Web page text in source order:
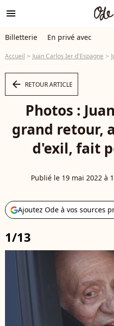
menu
Billetterie En privé avec
Accueil Juan Carlos Ier d'Espagne
arrow_left RETOUR ARTICLE
Photos :
grand retour,
d'exil, fait
Publié le 19 mai 2022 à
Ajoutez Ode à vos sources
1/13